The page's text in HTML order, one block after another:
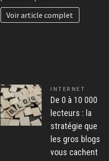
Voir article complet
INTERNET
De 0 à 10 000
lecteurs : la
stratégie que
les gros blogs
vous cachent